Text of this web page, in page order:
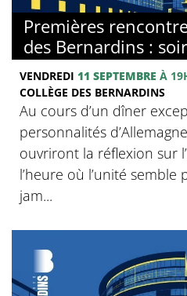
Premières
des Bernardins :
VENDREDI 11 SEPTEMBRE À
COLLÈGE DES BERNARDINS
Au cours d’un dîner
personnalités
ouvriront la réflexion sur
l’heure où l’unité semble
jam...